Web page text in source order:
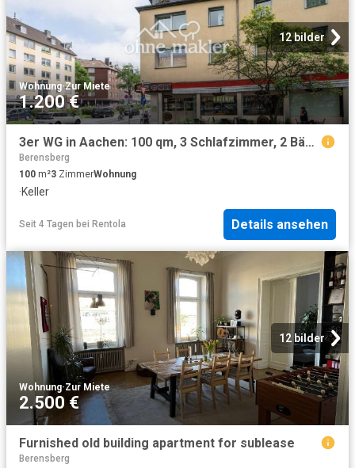
12 bilder
Wohnung·Zur Miete
1.200 €
3er WG in Aachen: 100 qm, 3 Schlafzimmer, 2 Bäder, zentral | 3 room flatshare, 2 bathrooms
Berensberg
100 m²3 ZimmerWohnung
·Keller
Seit 4 Tagen bei Rentola Details ansehen
12 bilder
Wohnung·Zur Miete
2.500 €
Furnished old building apartment for sublease
Berensberg